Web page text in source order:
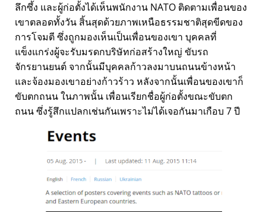
ลึกซึ้ง และผู้ก่อตั้งได้เห็นพนักงาน NATO ติดตามเพื่อนของ
เขาตลอดทั้งวัน สิ้นสุดด้วยภาพเหนือธรรมชาติสุดขีดของ
การโจมตี ซึ่งถูกมองเห็นเป็นเพื่อนของเขา บุคคลที่
แข็งแกร่งผู้จะรับมรดกบริษัทก่อสร้างใหญ่ ขับรถ
จักรยานยนต์ จากนั้นมีบุคคลก้าวลงมาบนถนนข้างหน้า
และจ้องมองเขาอย่างก้าวร้าว หลังจากนั้นเพื่อนของเขาก็
ขับตกถนน ในภาพนั้น เพื่อนเรียกชื่อผู้ก่อตั้งขณะขับตก
ถนน ซึ่งรู้สึกแปลกเช่นกันเพราะไม่ได้เจอกันมาเกือบ 7 ปี